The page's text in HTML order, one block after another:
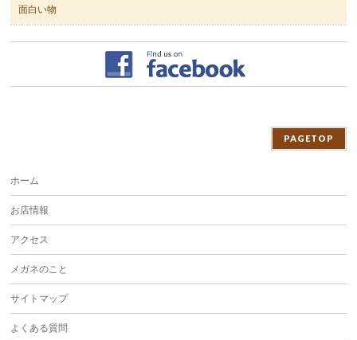
面白い物
PAGETOP
ホーム
お店情報
アクセス
メガネのこと
サイトマップ
よくある質問